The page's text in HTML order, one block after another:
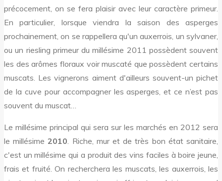
précocement, on se fera plaisir avec leur caractère primeur.
En particulier, lorsque viendra la saison des asperges
prochainement, on se rappellera qu'un auxerrois, un sylvaner,
ou un riesling primeur du millésime 2011 possèdent souvent
les des arômes floraux voir muscaté que possèdent certains
muscats. Les vignerons aiment d'ailleurs souvent-un pichet
de la cuve pour accompagner les asperges, et ce n’est pas
souvent du muscat…
Le millésime principal qui sera sur les marchés en 2012 sera
le millésime2010 . Riche, mur et de très bon état sanitaire,
c'est un millésime qui a produit des vins faciles à boire jeune,
frais et fruité. On recherchera les muscats, les auxerrois, les